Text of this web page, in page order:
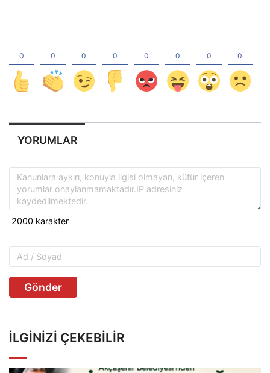
YORUMLAR
Gönder
İLGINIZI ÇEKEBILIR